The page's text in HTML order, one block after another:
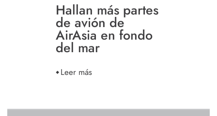
Hallan más partes
de avión de
AirAsia en fondo
del mar
Leer más